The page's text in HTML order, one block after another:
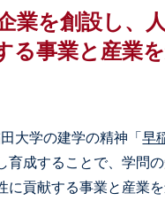
業を創設し、
る事業と産業
大学の建学の精神「早
成することで、学問
貢献する事業と産業